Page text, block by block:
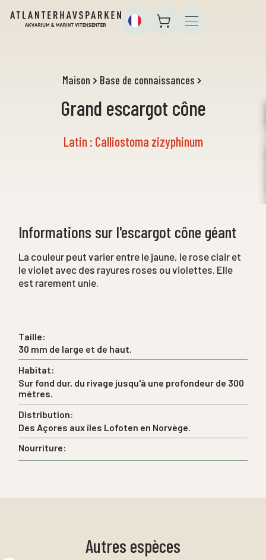
Maison Base de connaissances
Grand escargot cône
Latin : Calliostoma zizyphinum
Taille:
30 mm de large et de haut.
Habitat:
Sur fond dur, du rivage jusqu'à une profondeur de 300
mètres.
Distribution:
Des Açores aux îles Lofoten en Norvège.
Nourriture:
Informations sur l'escargot cône géant
La couleur peut varier entre le jaune, le rose clair et
le violet avec des rayures roses ou violettes. Elle
est rarement unie.
Autres espèces